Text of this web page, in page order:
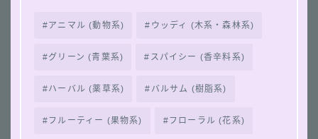
アニマル (動物系) ウッディ (木系・森林系)
グリーン (青葉系) スパイシー (香辛料系)
ハーバル (薬草系) バルサム (樹脂系)
フルーティー (果物系) フローラル (花系)